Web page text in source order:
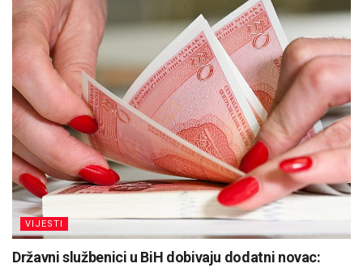
VIJESTI
Državni službenici u BiH dobivaju dodatni novac: